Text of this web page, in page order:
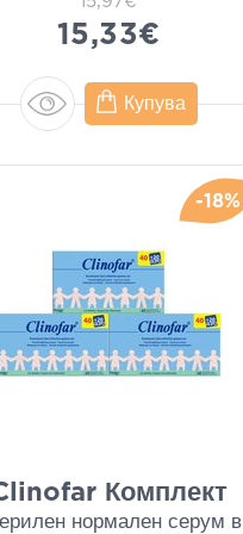
15,33€
Купува
-18%
Комплект
нормален серум в